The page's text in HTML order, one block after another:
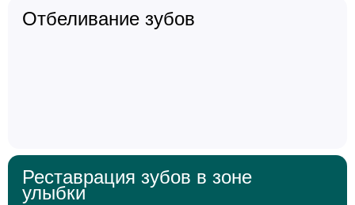
Отбеливание зубов
Реставрация зубов в зоне
улыбки